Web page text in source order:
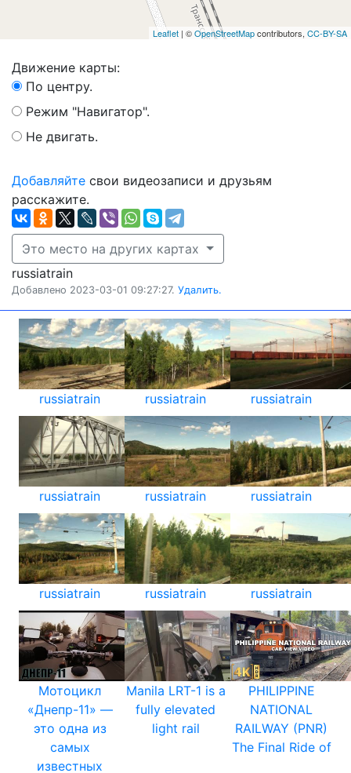
Leaflet | ©OpenStreetMapcontributors, CC-BY-SA
Движение карты:
По центру.
Режим "Навигатор".
Не двигать.
Добавляйте свои видеозаписи и друзьям
расскажите.
Это место на других картах
russiatrain
Добавлено 2023-03-01 09:27:27. Удалить.
russiatrain russiatrain russiatrain
russiatrain russiatrain russiatrain
russiatrain russiatrain russiatrain
Мотоцикл
«Днепр-11» —
это одна из
самых
известных
Manila LRT-1 is a
fully elevated
light rail
PHILIPPINE
NATIONAL
RAILWAY (PNR)
The Final Ride of